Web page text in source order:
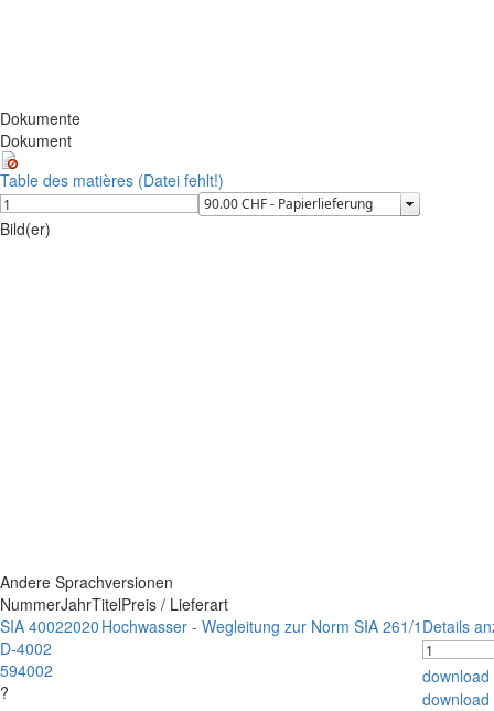
Dokumente
Dokument
Table des matières (Datei fehlt!)
Bild(er)
Andere Sprachversionen
NummerJahrTitelPreis / Lieferart
SIA 4002
D-4002
594002
?
2020 Hochwasser - Wegleitung zur Norm SIA 261/1 Details